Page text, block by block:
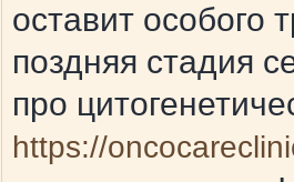
оставит особого
поздняя стадия
про
https://